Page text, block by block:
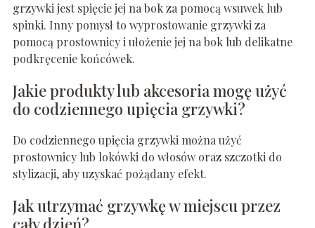
grzywki jest spięcie jej na bok za pomocą wsuwek lub
spinki. Inny pomysł to wyprostowanie grzywki za
pomocą prostownicy i ułożenie jej na bok lub delikatne
podkręcenie końcówek.
Jakie produkty lub akcesoria mogę użyć
do codziennego upięcia grzywki?
Do codziennego upięcia grzywki można użyć
prostownicy lub lokówki do włosów oraz szczotki do
stylizacji, aby uzyskać pożądany efekt.
Jak utrzymać grzywkę w miejscu przez